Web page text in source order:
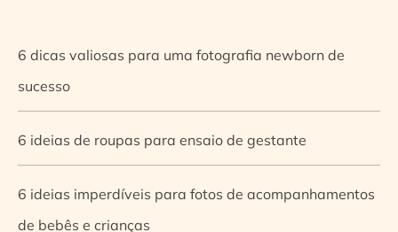
6 dicas valiosas para uma fotografia newborn de
sucesso
6 ideias de roupas para ensaio de gestante
6 ideias imperdíveis para fotos de acompanhamentos
de bebês e crianças